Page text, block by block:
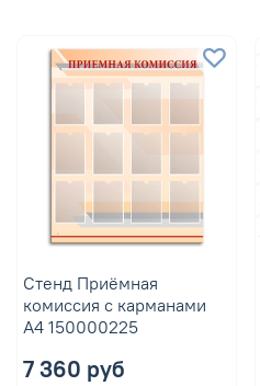
Стенд Приёмная
комиссия с карманами
А4 150000225
7 360 руб